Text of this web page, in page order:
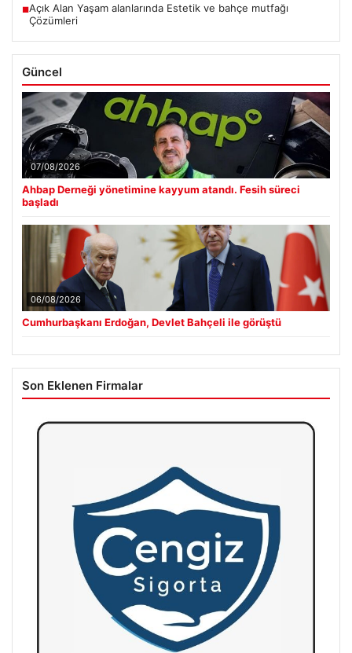
■Açık Alan Yaşam alanlarında Estetik ve bahçe mutfağı
Çözümleri
Güncel
07/08/2026
Ahbap Derneği yönetimine kayyum atandı. Fesih süreci
başladı
06/08/2026
Cumhurbaşkanı Erdoğan, Devlet Bahçeli ile görüştü
Son Eklenen Firmalar